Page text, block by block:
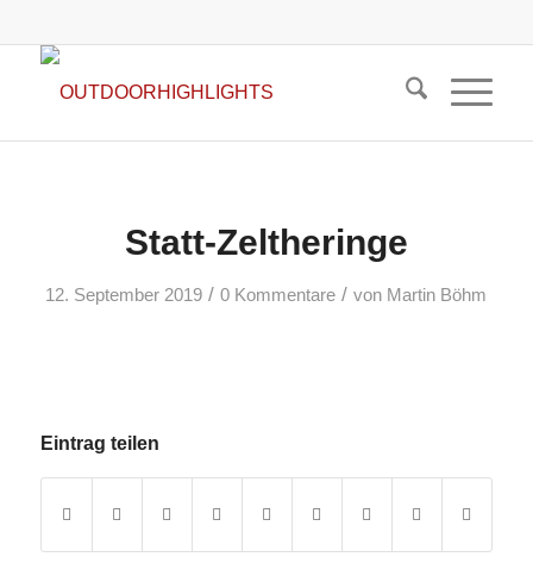
Statt-Zeltheringe
12. September 2019 / 0 Kommentare / von Martin Böhm
Eintrag teilen